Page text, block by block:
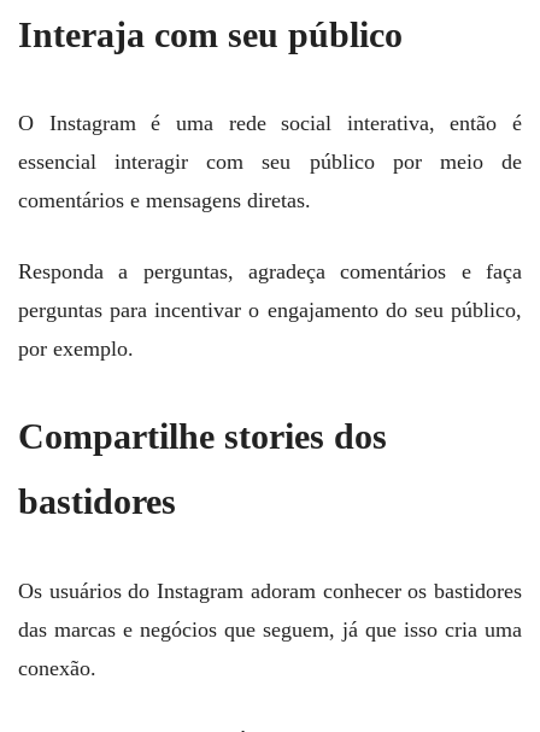
Interaja com seu público
O Instagram é uma rede social interativa, então é
essencial interagir com seu público por meio de
comentários e mensagens diretas.
Responda a perguntas, agradeça comentários e faça
perguntas para incentivar o engajamento do seu público,
por exemplo.
Compartilhe stories dos
bastidores
Os usuários do Instagram adoram conhecer os bastidores
das marcas e negócios que seguem, já que isso cria uma
conexão.